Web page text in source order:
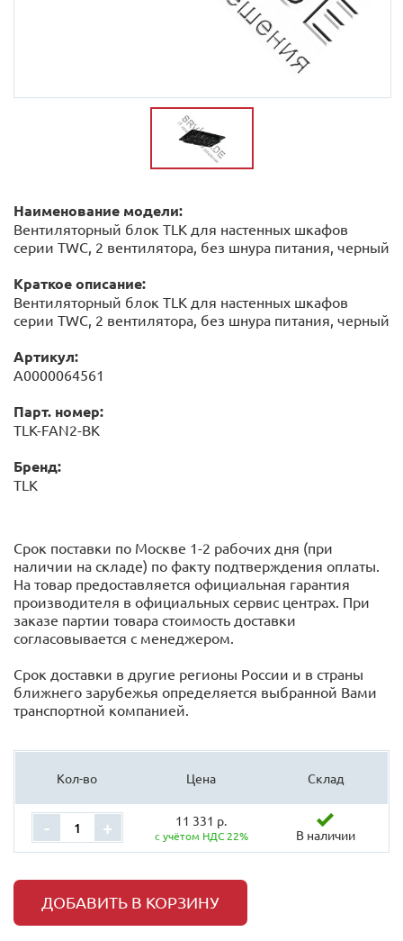
Наименование модели:
Вентиляторный блок TLK для настенных шкафов
серии TWC, 2 вентилятора, без шнура питания, черный
Краткое описание:
Вентиляторный блок TLK для настенных шкафов
серии TWC, 2 вентилятора, без шнура питания, черный
Артикул:
А0000064561
Парт. номер:
TLK-FAN2-BK
Бренд:
TLK
Срок поставки по Москве 1-2 рабочих дня (при
наличии на складе) по факту подтверждения оплаты.
На товар предоставляется официальная гарантия
производителя в официальных сервис центрах. При
заказе партии товара стоимость доставки
согласовывается с менеджером.
Срок доставки в другие регионы России и в страны
ближнего зарубежья определяется выбранной Вами
транспортной компанией.
Кол-во Цена Склад
- + 11 331 р.
с учётом НДС 22% В наличии
ДОБАВИТЬ В КОРЗИНУ